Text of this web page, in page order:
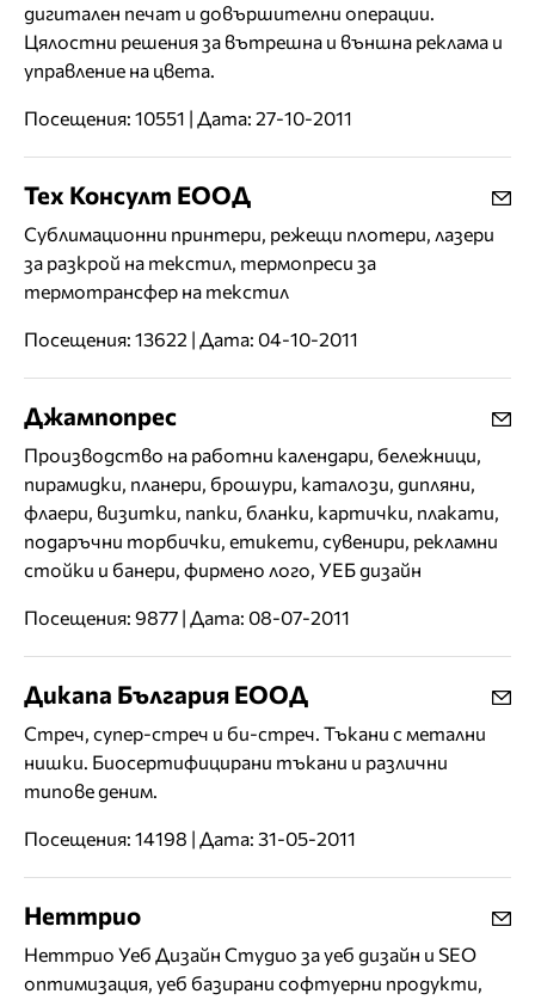
дигитален печат и довършителни операции.
Цялостни решения за вътрешна и външна реклама и
управление на цвета.
Посещения: 10551 | Дата: 27-10-2011
Тех Консулт ЕООД
Сублимационни принтери, режещи плотери, лазери
за разкрой на текстил, термопреси за
термотрансфер на текстил
Посещения: 13622 | Дата: 04-10-2011
Джампопрес
Производство на работни календари, бележници,
пирамидки, планери, брошури, каталози, дипляни,
флаери, визитки, папки, бланки, картички, плакати,
подаръчни торбички, етикети, сувенири, рекламни
стойки и банери, фирмено лого, УЕБ дизайн
Посещения: 9877 | Дата: 08-07-2011
Дикапа България ЕООД
Стреч, супер-стреч и би-стреч. Тъкани с метални
нишки. Биосертифицирани тъкани и различни
типове деним.
Посещения: 14198 | Дата: 31-05-2011
Неттрио
Неттрио Уеб Дизайн Студио за уеб дизайн и SEO
оптимизация, уеб базирани софтуерни продукти,